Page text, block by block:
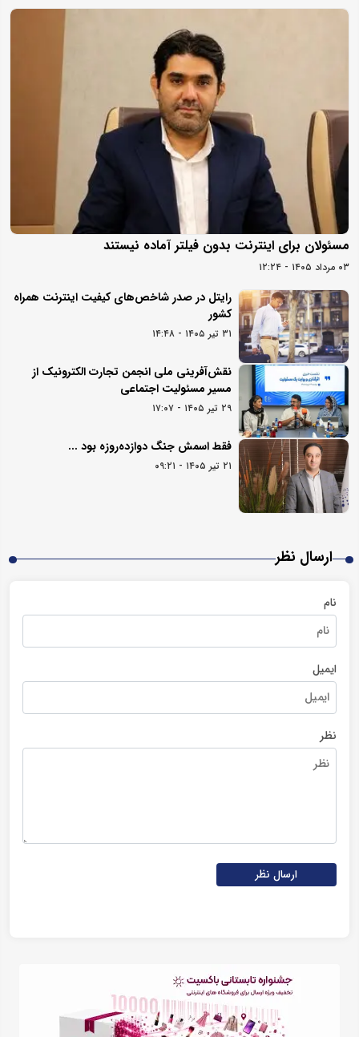
مسئولان برای اینترنت بدون فیلتر آماده نیستند
۰۳ مرداد ۱۴۰۵ - ۱۲:۲۴
رایتل در صدر شاخص‌های کیفیت اینترنت همراه
کشور
۳۱ تیر ۱۴۰۵ - ۱۴:۴۸
نقش‌آفرینی ملی انجمن تجارت الکترونیک از
مسیر مسئولیت اجتماعی
۲۹ تیر ۱۴۰۵ - ۱۷:۰۷
فقط اسمش جنگ دوازده‌روزه بود ...
۲۱ تیر ۱۴۰۵ - ۰۹:۲۱
ارسال نظر
نام
ایمیل
نظر
ارسال نظر